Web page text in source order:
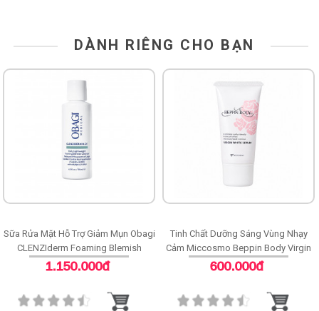
DÀNH RIÊNG CHO BẠN
Sữa Rửa Mặt Hỗ Trợ Giảm Mụn Obagi
CLENZIderm Foaming Blemish
Cleanser
1.150.000đ
Tinh Chất Dưỡng Sáng Vùng Nhạy
Cảm Miccosmo Beppin Body Virgin
White Serum
600.000đ